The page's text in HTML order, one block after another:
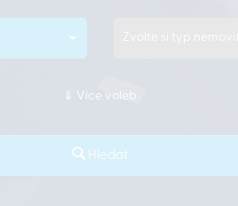
Více voleb
Hledat